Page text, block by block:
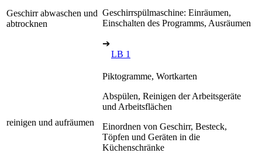
Geschirr abwaschen und
abtrocknen
Geschirrspülmaschine: Einräumen,
Einschalten des Programms, Ausräumen
➔
LB 1
reinigen und aufräumen
Piktogramme, Wortkarten
Abspülen, Reinigen der Arbeitsgeräte
und Arbeitsflächen
Einordnen von Geschirr, Besteck,
Töpfen und Geräten in die
Küchenschränke